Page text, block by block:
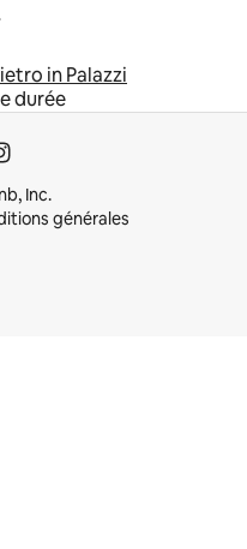
in Palazzi
durée
Inc.
générales